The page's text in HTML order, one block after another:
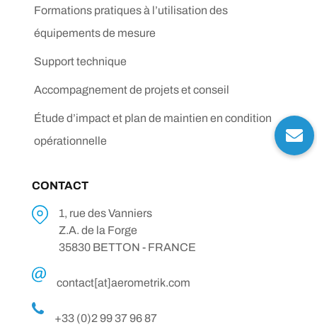
Formations pratiques à l’utilisation des
équipements de mesure
Support technique
Accompagnement de projets et conseil
Étude d’impact et plan de maintien en condition
opérationnelle
CONTACT
1, rue des Vanniers
Z.A. de la Forge
35830 BETTON - FRANCE
contact[at]aerometrik.com
+33 (0)2 99 37 96 87